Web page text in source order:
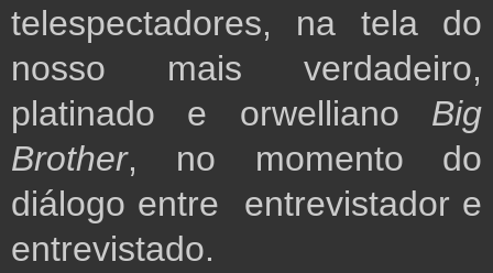
telespectadores, na tela do
nosso mais verdadeiro,
platinado e orwelliano Big
Brother, no momento do
diálogo entre entrevistador e
entrevistado.